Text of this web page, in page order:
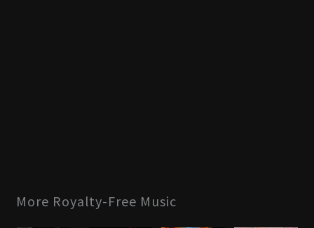
More Royalty-Free Music